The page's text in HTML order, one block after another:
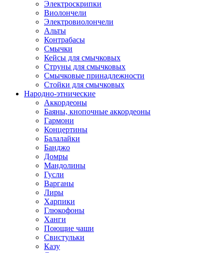
Электроскрипки
Виолончели
Электровиолончели
Альты
Контрабасы
Смычки
Кейсы для смычковых
Струны для смычковых
Смычковые принадлежности
Стойки для смычковых
Народно-этнические
Аккордеоны
Баяны, кнопочные аккордеоны
Гармони
Концертины
Балалайки
Банджо
Домры
Мандолины
Гусли
Варганы
Лиры
Харпики
Глюкофоны
Ханги
Поющие чаши
Свистульки
Казу